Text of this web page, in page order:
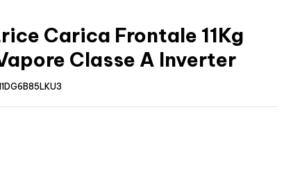
Carica Frontale 11Kg
Classe A Inverter